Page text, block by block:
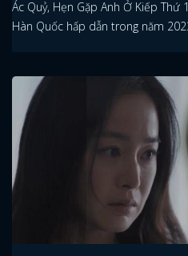
Ác Quỷ, Hẹn Gặp Anh Ở Kiếp
Hàn Quốc hấp dẫn trong năm